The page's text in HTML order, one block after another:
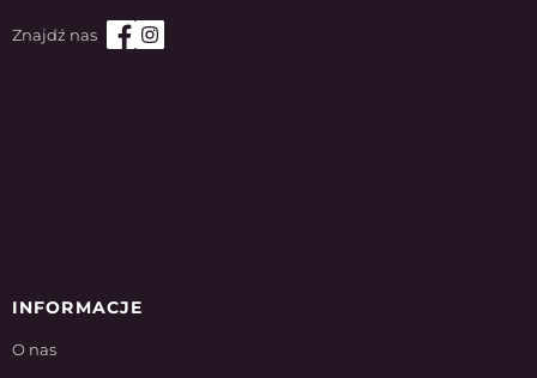
INFORMACJE
O nas